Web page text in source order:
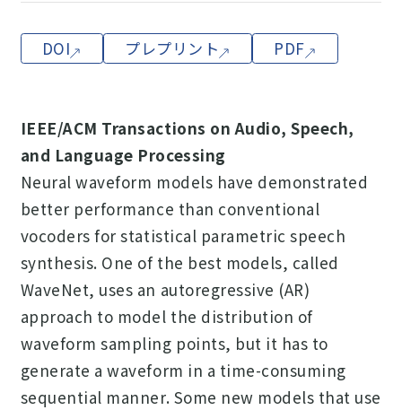
DOI プレプリント PDF
IEEE/ACM Transactions on Audio, Speech,
and Language Processing
Neural waveform models have demonstrated
better performance than conventional
vocoders for statistical parametric speech
synthesis. One of the best models, called
WaveNet, uses an autoregressive (AR)
approach to model the distribution of
waveform sampling points, but it has to
generate a waveform in a time-consuming
sequential manner. Some new models that use